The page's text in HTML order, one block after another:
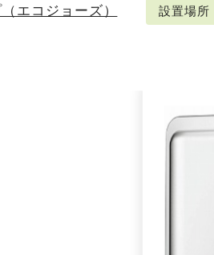
エコジョーズ） 設置場所